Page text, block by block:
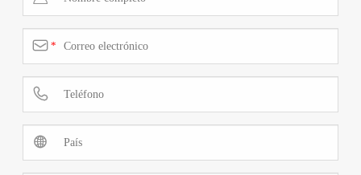
*

